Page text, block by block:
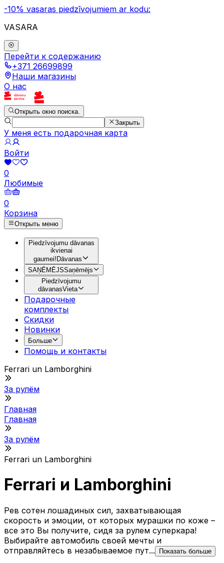
-10% vasaras piedzīvojumiem ar kodu:
VASARA
Перейти к содержанию
+371 26699899
Наши магазины
О нас
Открыть окно поиска.
Закрыть
У меня есть подарочная карта
Войти
0
Любимые
0
Корзина
Открыть меню
Piedzīvojumu dāvanas
ikvienai
gaumei!Dāvanas
SAŅĒMĒJSSaņēmējs
Piedzīvojumu
dāvanasVieta
Подарочные
комплекты
Скидки
Новинки
Больше
Помощь и контакты
Ferrari un Lamborghini
За рулём
Главная
Главная
За рулём
Ferrari un Lamborghini
Ferrari и Lamborghini
Рев сотен лошадиных сил, захватывающая
скорость и эмоции, от которых мурашки по коже –
все это Вы получите, сидя за рулем суперкара!
Выбирайте автомобиль своей мечты и
отправляйтесь в незабываемое пут...
Показать больше